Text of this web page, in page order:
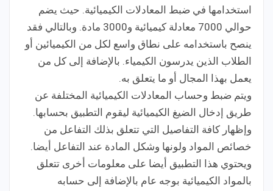
استخدامها في ضبط المعادلات الكيميائية. حيث يضم
حوالي 7000 معادلة كيميائية و3000 مادة. وبالتالي فقد
ينصح باستخدامه على نطاق واسع لكل من الكيميائين أو
الطلاب الذين يدرسون الكيمياء. بالإضافة إلى كل من
يعمل بهذا المجال أو ما يتعلق به.
ويتم ضبط وحساب المعادلات الكيميائية المختلفة عن
طريق إدخال الضيغ الكيميائية ليقوم التطبيق بحسابها.
وإظهار كافة التفاصيل التي تتعلق بذلك التفاعل من
خصائص المواد ولونها وشكل المادة عند التفاعل أيضا.
ويحتوي هذا التطبيق أيضا على معلومات أخرى تتعلق
بالمواد الكيميائية بوجه عام بالإضافة إلى حسابه